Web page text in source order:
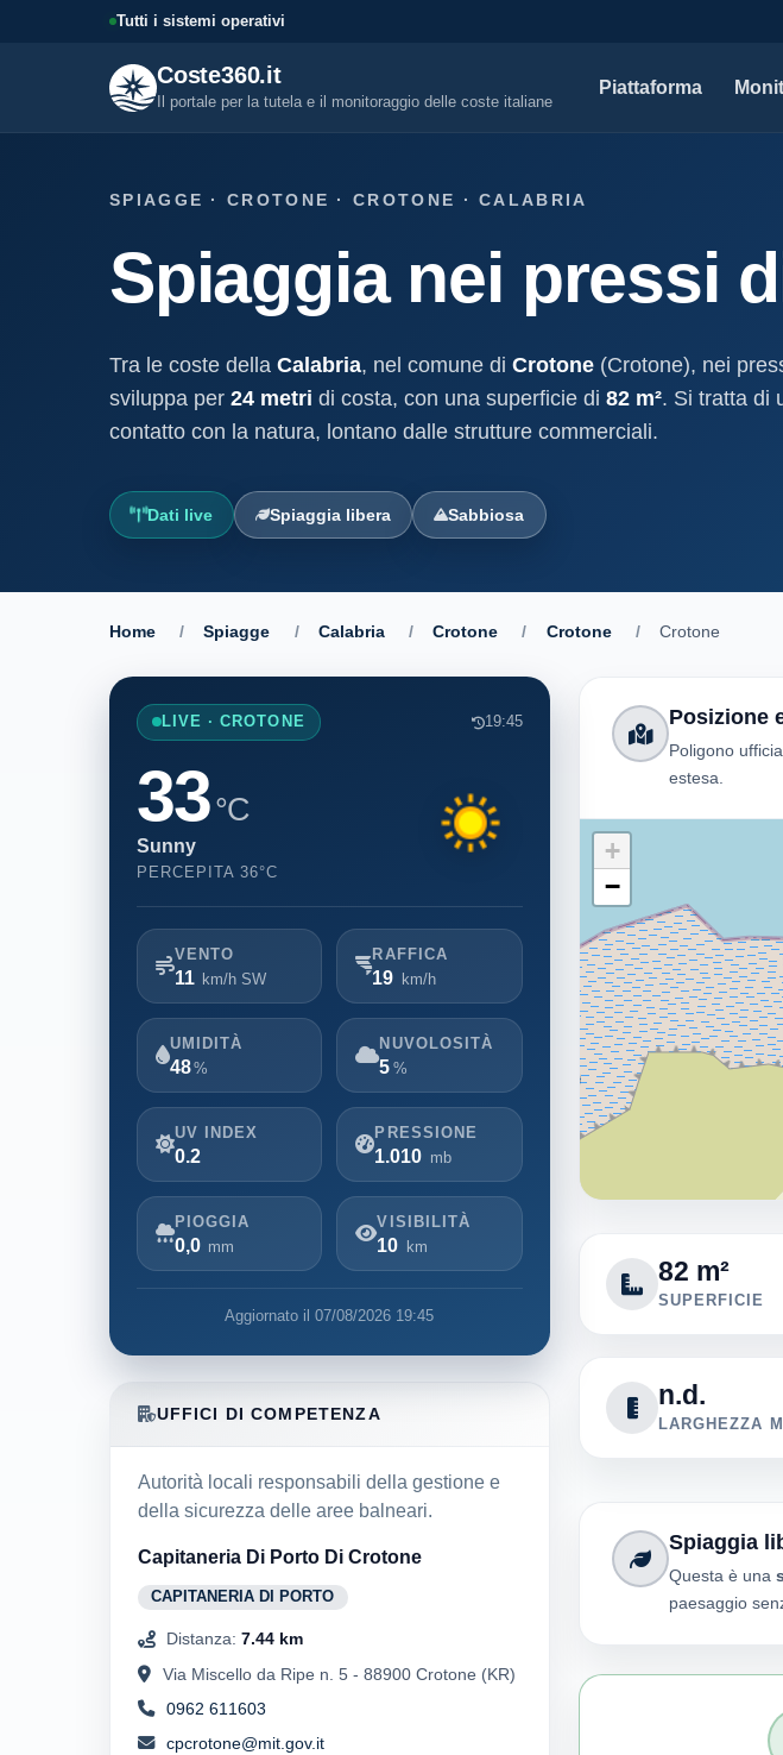
Tutti i sistemi operativi
Coste360.it
Il portale per la tutela e il monitoraggio delle coste italiane
Piattaforma
Visure, fascicoli, verifica concessioni e
altro.
Visura concessione demaniale
Un documento sintetico della concessione
demaniale marittima
Fascicolo evolutivo concessione
concessione demaniale marittima
Soluzioni per studi
Modello D1
Studi
Indagini, perizie e
litorale.
SPIAGGE · CROTONE · CROTONE · CALABRIA
Spiaggia nei pressi
Tra le coste della Calabria, nel comune di Crotone (Crotone), nei
sviluppa per 24 metri di costa, con una superficie di 82 m². Si tratta di
contatto con la natura, lontano dalle strutture commerciali.
Dati live Spiaggia libera Sabbiosa
Home / Spiagge / Calabria / Crotone / Crotone / Crotone
Posizione
Poligono
estesa.
+
−
82 m²
SUPERFICIE
n.d.
LARGHEZZA
Spiaggia
Questa è una
paesaggio
LIVE · CROTONE 19:45
33°C
Sunny
PERCEPITA 36°C
VENTO
11 km/h SW
RAFFICA
19 km/h
UMIDITÀ
48%
NUVOLOSITÀ
5 %
UV INDEX
0.2
PRESSIONE
1.010 mb
PIOGGIA
0,0 mm
VISIBILITÀ
10 km
Aggiornato il 07/08/2026 19:45
UFFICI DI COMPETENZA
Autorità locali responsabili della gestione e
della sicurezza delle aree balneari.
Capitaneria Di Porto Di Crotone
CAPITANERIA DI PORTO
Distanza: 7.44 km
Via Miscello da Ripe n. 5 - 88900 Crotone (KR)
0962 611603
cpcrotone@mit.gov.it